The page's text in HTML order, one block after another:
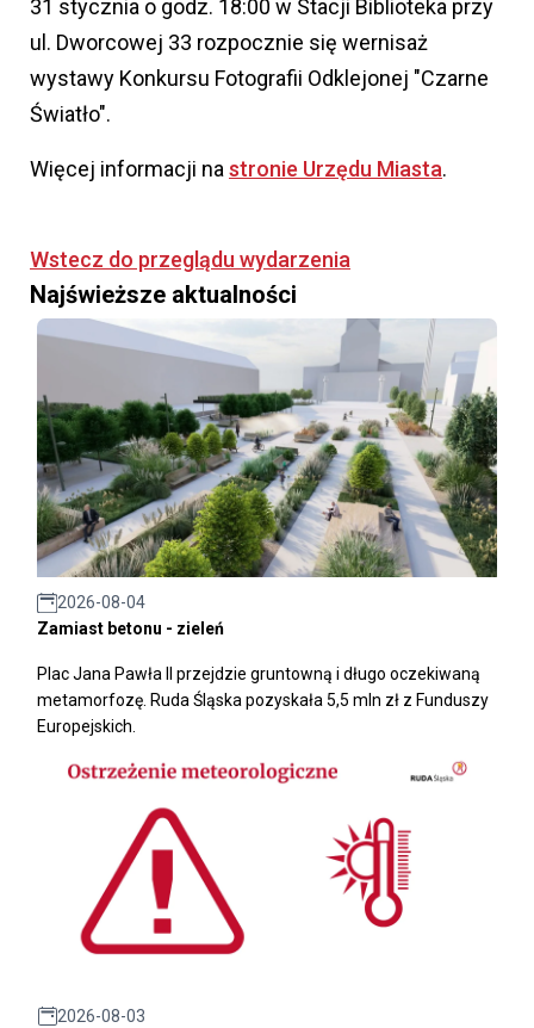
31 stycznia o godz. 18:00 w Stacji Biblioteka przy
ul. Dworcowej 33 rozpocznie się wernisaż
wystawy Konkursu Fotografii Odklejonej "Czarne
Światło".
Więcej informacji na stronie Urzędu Miasta.
Wstecz do przeglądu wydarzenia
Najświeższe aktualności
2026-08-04
Zamiast betonu - zieleń
Plac Jana Pawła II przejdzie gruntowną i długo oczekiwaną
metamorfozę. Ruda Śląska pozyskała 5,5 mln zł z Funduszy
Europejskich.
2026-08-03